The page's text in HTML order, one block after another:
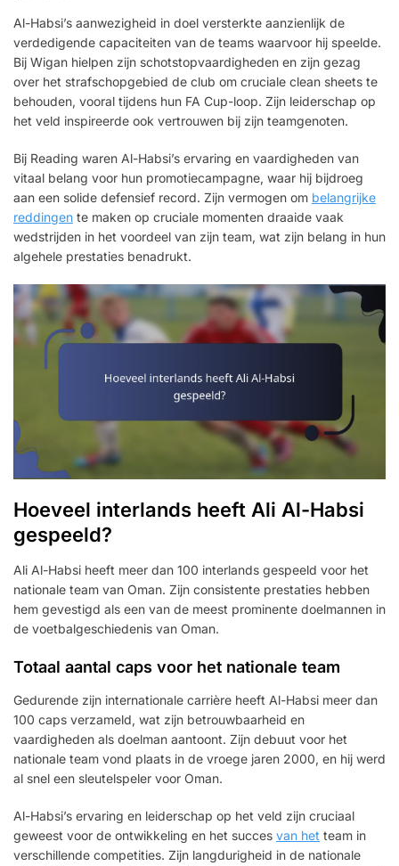
Al-Habsi’s aanwezigheid in doel versterkte aanzienlijk de
verdedigende capaciteiten van de teams waarvoor hij speelde.
Bij Wigan hielpen zijn schotstopvaardigheden en zijn gezag
over het strafschopgebied de club om cruciale clean sheets te
behouden, vooral tijdens hun FA Cup-loop. Zijn leiderschap op
het veld inspireerde ook vertrouwen bij zijn teamgenoten.
Bij Reading waren Al-Habsi’s ervaring en vaardigheden van
vitaal belang voor hun promotiecampagne, waar hij bijdroeg
aan een solide defensief record. Zijn vermogen om belangrijke
reddingen te maken op cruciale momenten draaide vaak
wedstrijden in het voordeel van zijn team, wat zijn belang in hun
algehele prestaties benadrukt.
Hoeveel interlands heeft Ali Al-Habsi
gespeeld?
Ali Al-Habsi heeft meer dan 100 interlands gespeeld voor het
nationale team van Oman. Zijn consistente prestaties hebben
hem gevestigd als een van de meest prominente doelmannen in
de voetbalgeschiedenis van Oman.
Totaal aantal caps voor het nationale team
Gedurende zijn internationale carrière heeft Al-Habsi meer dan
100 caps verzameld, wat zijn betrouwbaarheid en
vaardigheden als doelman aantoont. Zijn debuut voor het
nationale team vond plaats in de vroege jaren 2000, en hij werd
al snel een sleutelspeler voor Oman.
Al-Habsi’s ervaring en leiderschap op het veld zijn cruciaal
geweest voor de ontwikkeling en het succes van het team in
verschillende competities. Zijn langdurigheid in de nationale